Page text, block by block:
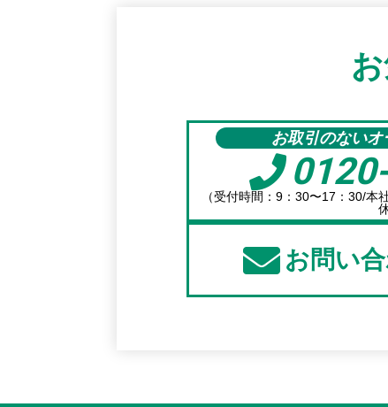
お取引のない
（受付時間：9：30〜17：30/本
お問い